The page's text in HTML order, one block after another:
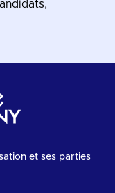
et ses parties